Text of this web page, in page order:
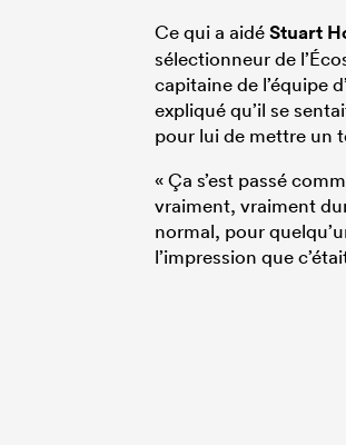
Ce qui a aidéStuart
sélectionneur de
capitaine de l’équipe
expliqué qu’il se
pour lui de mettre un
« Ça s’est passé
vraiment, vraiment
normal, pour
l’impression que